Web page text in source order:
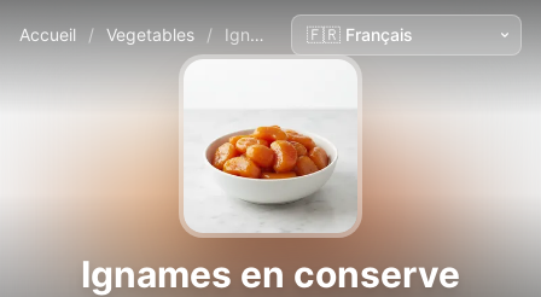
Accueil / Vegetables / Ignames en conserve
Ignames en conserve